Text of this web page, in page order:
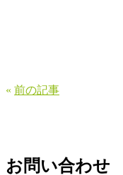
« 前の記事
お問い合わせ